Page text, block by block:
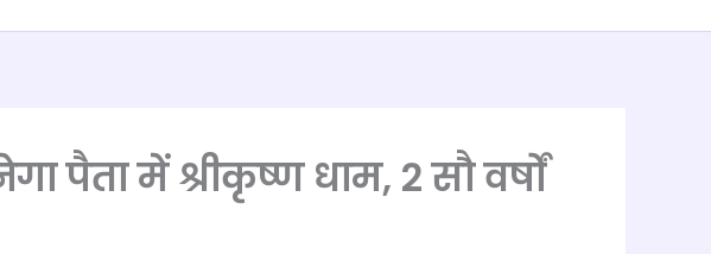
पैता में श्रीकृष्ण धाम, 2 सौ वर्षों